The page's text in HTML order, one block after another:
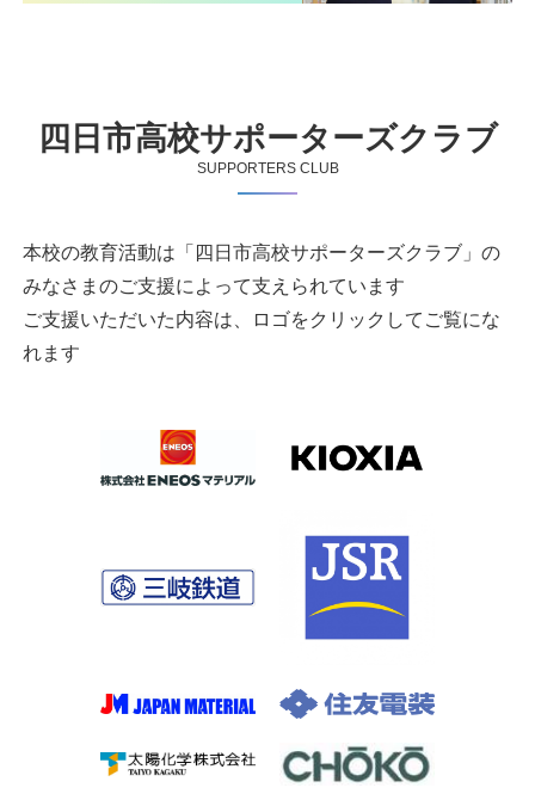
四日市高校サポーターズクラブ
SUPPORTERS CLUB
本校の教育活動は「四日市高校サポーターズクラブ」の
みなさまのご支援によって支えられています
ご支援いただいた内容は、ロゴをクリックしてご覧にな
れます